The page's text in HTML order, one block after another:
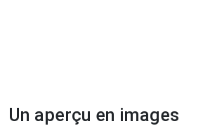
Un aperçu en images